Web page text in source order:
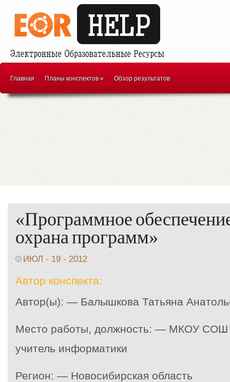
Главная Планы конспектов» Обзор результатов
«Программное
охрана программ»
ИЮЛ - 19 - 2012
Автор конспекта:
Автор(ы): — Балышкова Татьяна
Место работы, должность: — МКОУ СОШ
учитель информатики
Регион: — Новосибирская область